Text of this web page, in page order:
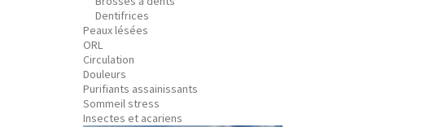
Dentifrices
Peaux lésées
ORL
Circulation
Douleurs
Purifiants assainissants
Sommeil stress
Insectes et acariens